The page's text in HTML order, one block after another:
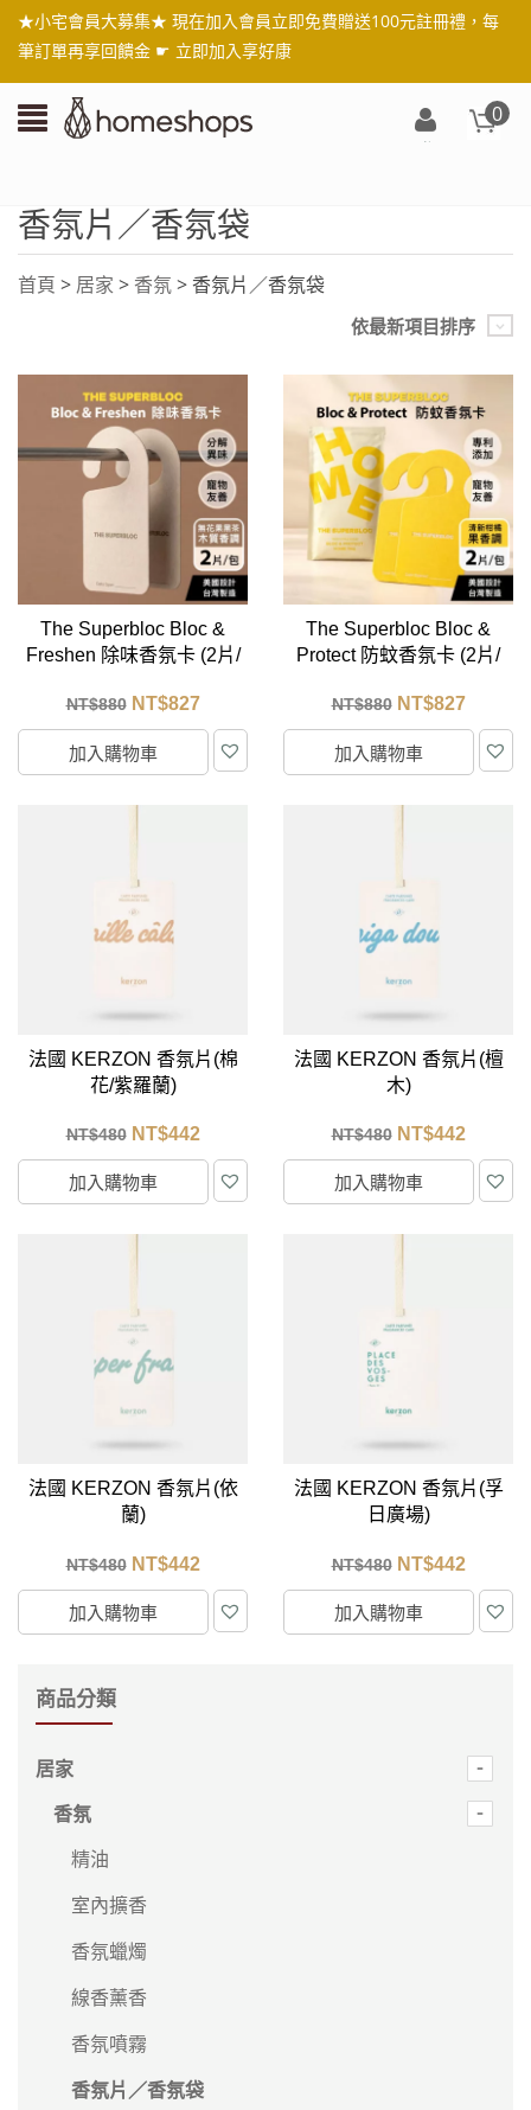
★小宅會員大募集★ 現在加入會員立即免費贈送100元註冊禮，每
筆訂單再享回饋金 ☛ 立即加入享好康
0
首頁 > 居家 > 香氛> 香氛片／香氛袋
香氛片／香氛袋
依最新項目排序
The Superbloc Bloc &
Freshen 除味香氛卡 (2片/
NT$880 NT$827
加入購物車
The Superbloc Bloc &
Protect 防蚊香氛卡 (2片/
NT$880 NT$827
加入購物車
法國 KERZON 香氛片(棉
花/紫羅蘭)
NT$480 NT$442
加入購物車
法國 KERZON 香氛片(檀
木)
NT$480 NT$442
加入購物車
法國 KERZON 香氛片(依
蘭)
NT$480 NT$442
加入購物車
法國 KERZON 香氛片(孚
日廣場)
NT$480 NT$442
加入購物車
商品分類
居家
香氛
精油
室內擴香
香氛蠟燭
線香薰香
香氛噴霧
香氛片／香氛袋